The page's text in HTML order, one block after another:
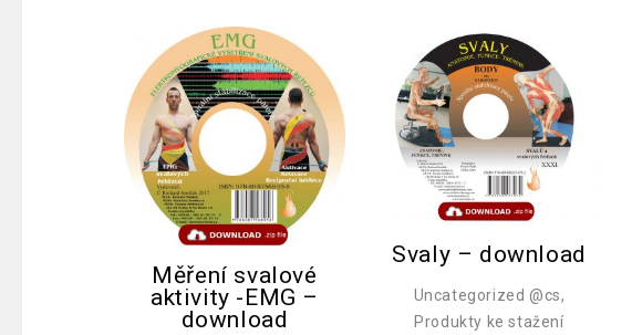
Měření svalové
aktivity -EMG –
download
Svaly – download
Uncategorized @cs,
Produkty ke stažení